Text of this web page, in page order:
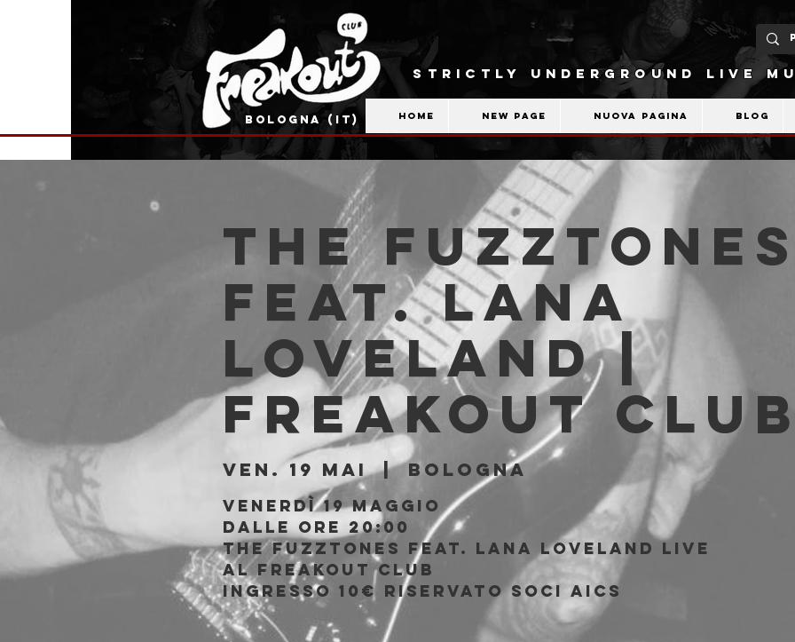
BOLOGNA (IT)
STRICTLY UNDERGROUND LIVE
Home New Page Nuova pagina Blog
The
feat. Lana
Loveland |
Freakout
ven. 19 mai
  |
Bologna
Venerdì 19 Maggio
Dalle ore 20:00
The Fuzztones feat. Lana Loveland live
al Freakout Club
Ingresso 10€ riservato soci AICS